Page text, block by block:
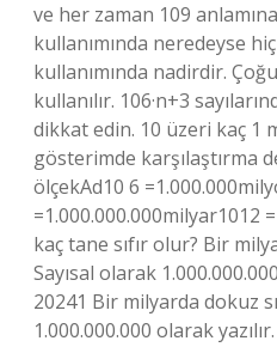
ve her zaman 109
kullanımında neredeyse
kullanımında nadirdir.
kullanılır. 106·n+3
dikkat edin. 10 üzeri kaç 1
gösterimde karşılaştırma
ölçekAd10 6
=1.000.000.000milyar1012
kaç tane sıfır olur? Bir
Sayısal olarak
20241 Bir milyarda dokuz
1.000.000.000 olarak